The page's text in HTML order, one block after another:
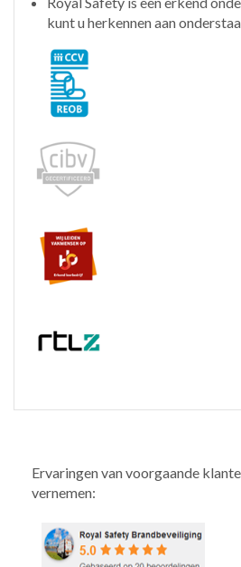
kunt u herkennen aan
Ervaringen van voorgaande
vernemen: